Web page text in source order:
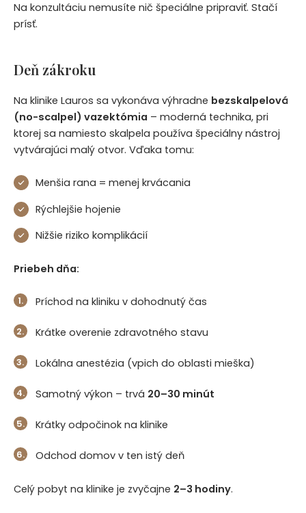
Na konzultáciu nemusíte nič špeciálne pripraviť. Stačí
prísť.
Deň zákroku
Na klinike Lauros sa vykonáva výhradne bezskalpelová
(no-scalpel) vazektómia – moderná technika, pri
ktorej sa namiesto skalpela používa špeciálny nástroj
vytvárajúci malý otvor. Vďaka tomu:
Menšia rana = menej krvácania
Rýchlejšie hojenie
Nižšie riziko komplikácií
Priebeh dňa:
Príchod na kliniku v dohodnutý čas
Krátke overenie zdravotného stavu
Lokálna anestézia (vpich do oblasti mieška)
Samotný výkon – trvá 20–30 minút
Krátky odpočinok na klinike
Odchod domov v ten istý deň
Celý pobyt na klinike je zvyčajne 2–3 hodiny.